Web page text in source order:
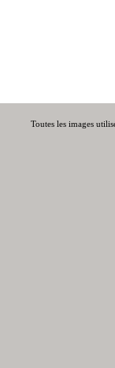
Toutes les images